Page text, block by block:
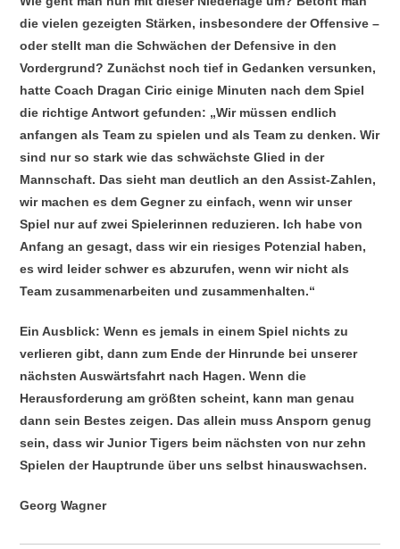
die vielen gezeigten Stärken, insbesondere der Offensive –
oder stellt man die Schwächen der Defensive in den
Vordergrund? Zunächst noch tief in Gedanken versunken,
hatte Coach Dragan Ciric einige Minuten nach dem Spiel
die richtige Antwort gefunden: „Wir müssen endlich
anfangen als Team zu spielen und als Team zu denken. Wir
sind nur so stark wie das schwächste Glied in der
Mannschaft. Das sieht man deutlich an den Assist-Zahlen,
wir machen es dem Gegner zu einfach, wenn wir unser
Spiel nur auf zwei Spielerinnen reduzieren. Ich habe von
Anfang an gesagt, dass wir ein riesiges Potenzial haben,
es wird leider schwer es abzurufen, wenn wir nicht als
Team zusammenarbeiten und zusammenhalten.“
Ein Ausblick: Wenn es jemals in einem Spiel nichts zu
verlieren gibt, dann zum Ende der Hinrunde bei unserer
nächsten Auswärtsfahrt nach Hagen. Wenn die
Herausforderung am größten scheint, kann man genau
dann sein Bestes zeigen. Das allein muss Ansporn genug
sein, dass wir Junior Tigers beim nächsten von nur zehn
Spielen der Hauptrunde über uns selbst hinauswachsen.
Georg Wagner